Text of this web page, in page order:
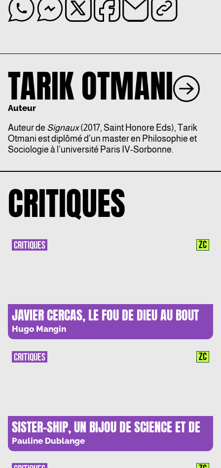
TARIK OTMANI
Auteur
Auteur de Signaux(2017, Saint Honore Eds), Tarik
Otmani est diplômé d’un master en Philosophie et
Sociologie à l’université Paris IV-Sorbonne.
CRITIQUES
JAVIER CERCAS, LE FOU DE DIEU AU BOUT
DU MONDE : AUTOPSIE D’UNE CRISE DE FOI
Hugo Mangin
CRITIQUES ZC
SISTER-SHIP, UN BIJOU DE SCIENCE ET DE
POESIE
Pauline Dublange
CRITIQUES ZC